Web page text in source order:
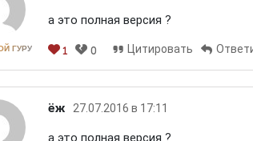
ГУРУ
а это полная версия ?
1 0 Цитировать
ёж 27.07.2016 в 17:11
а это полная версия ?